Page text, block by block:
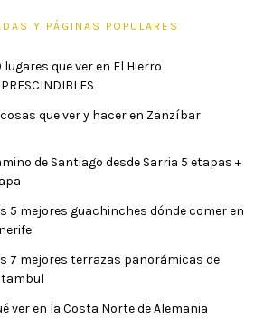
Y PÁGINAS POPULARES
lugares que ver en El Hierro
cosas que ver y hacer en Zanzíbar
de Santiago desde Sarria 5 etapas +
5 mejores guachinches dónde comer en
7 mejores terrazas panorámicas de
ver en la Costa Norte de Alemania